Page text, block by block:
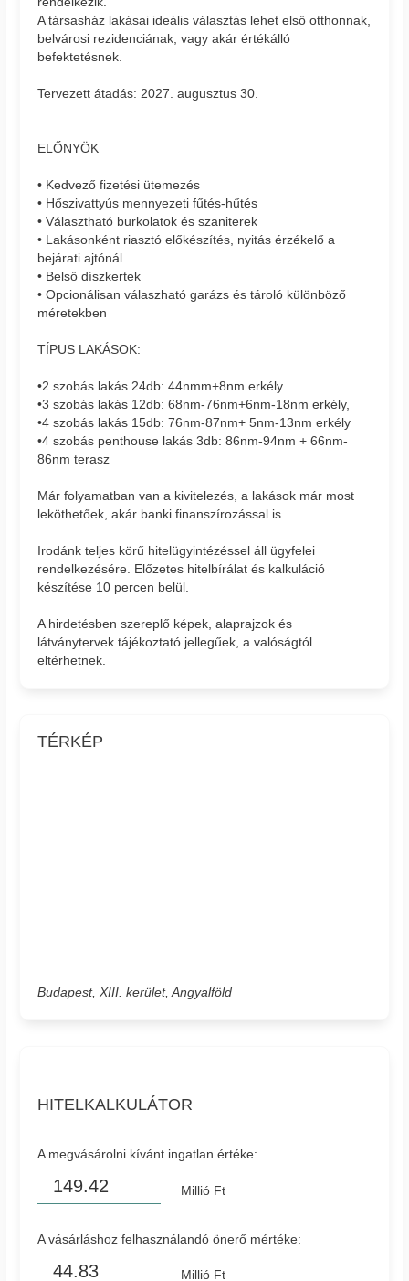
A társasház lakásai ideális választás lehet első otthonnak,
belvárosi rezidenciának, vagy akár értékálló
befektetésnek.
Tervezett átadás: 2027. augusztus 30.
ELŐNYÖK
• Kedvező fizetési ütemezés
• Hőszivattyús mennyezeti fűtés-hűtés
• Választható burkolatok és szaniterek
• Lakásonként riasztó előkészítés, nyitás érzékelő a
bejárati ajtónál
• Belső díszkertek
• Opcionálisan válaszható garázs és tároló különböző
méretekben
TÍPUS LAKÁSOK:
•2 szobás lakás 24db: 44nmm+8nm erkély
•3 szobás lakás 12db: 68nm-76nm+6nm-18nm erkély,
•4 szobás lakás 15db: 76nm-87nm+ 5nm-13nm erkély
•4 szobás penthouse lakás 3db: 86nm-94nm + 66nm-
86nm terasz
Már folyamatban van a kivitelezés, a lakások már most
leköthetőek, akár banki finanszírozással is.
Irodánk teljes körű hitelügyintézéssel áll ügyfelei
rendelkezésére. Előzetes hitelbírálat és kalkuláció
készítése 10 percen belül.
A hirdetésben szereplő képek, alaprajzok és
látványtervek tájékoztató jellegűek, a valóságtól
eltérhetnek.
TÉRKÉP
Budapest, XIII. kerület, Angyalföld
HITELKALKULÁTOR
A megvásárolni kívánt ingatlan értéke:
Millió Ft
A vásárláshoz felhasználandó önerő mértéke:
Millió Ft